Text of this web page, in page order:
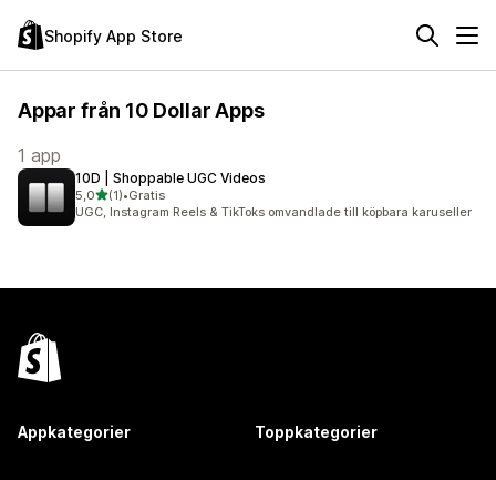
Shopify App Store
Appar från 10 Dollar Apps
1 app
10D | Shoppable UGC Videos
5,0av 5 stjärnor
(1)
1 recensioner totalt
•Gratis
UGC, Instagram Reels & TikToks omvandlade till köpbara karuseller
Appkategorier Toppkategorier